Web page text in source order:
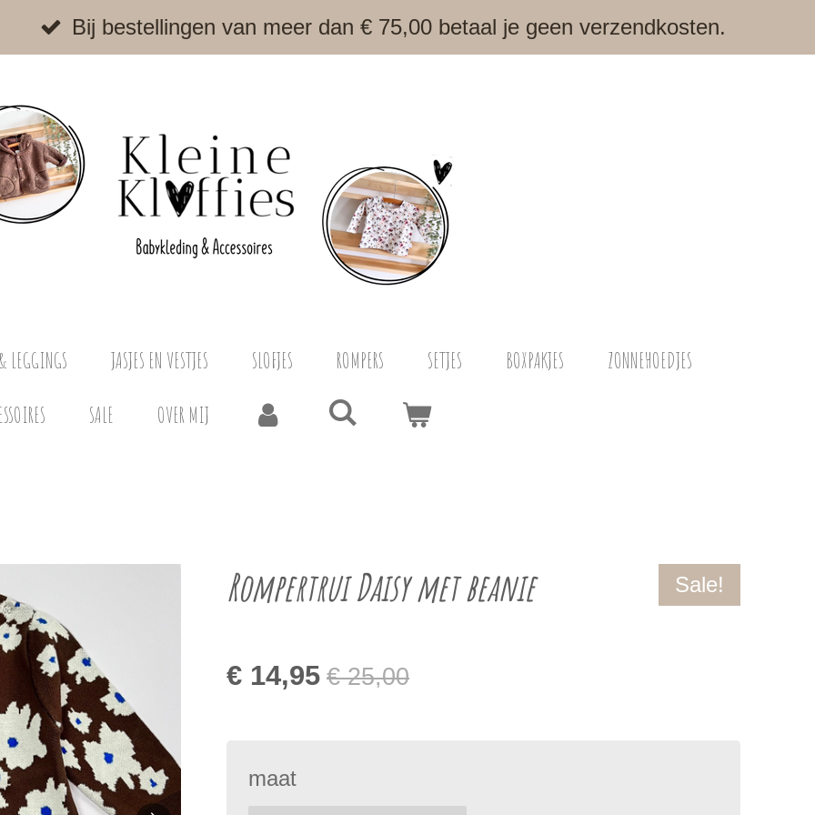
Bij bestellingen van meer dan € 75,00 betaal je geen verzendkosten.
LEGGINGS JASJES EN VESTJES SLOFJES ROMPERS SETJES BOXPAKJES
ZONNEHOEDJES
SALE OVER MIJ
Rompertrui Daisy met beanie Sale!
€ 14,95 € 25,00
maat